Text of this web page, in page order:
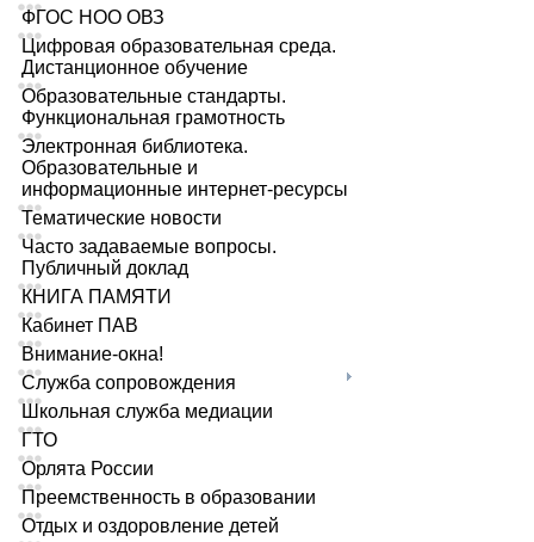
ФГОС НОО ОВЗ
Цифровая образовательная среда.
Дистанционное обучение
Образовательные стандарты.
Функциональная грамотность
Электронная библиотека.
Образовательные и
информационные интернет-ресурсы
Тематические новости
Часто задаваемые вопросы.
Публичный доклад
КНИГА ПАМЯТИ
Кабинет ПАВ
Внимание-окна!
Служба сопровождения
Школьная служба медиации
ГТО
Орлята России
Преемственность в образовании
Отдых и оздоровление детей